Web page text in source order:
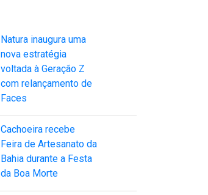
Natura inaugura uma
nova estratégia
voltada à Geração Z
com relançamento de
Faces
Cachoeira recebe
Feira de Artesanato da
Bahia durante a Festa
da Boa Morte